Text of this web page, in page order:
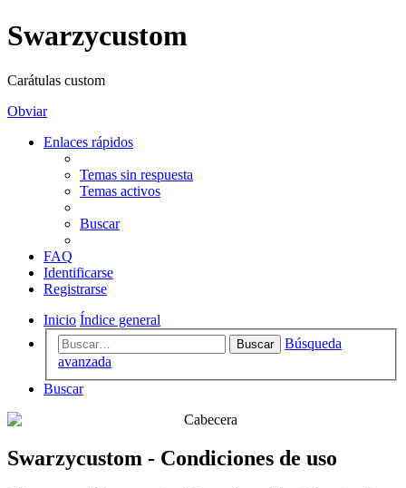
Swarzycustom
Carátulas custom
Obviar
Enlaces rápidos
Temas sin respuesta
Temas activos
Buscar
FAQ
Identificarse
Registrarse
Inicio Índice general
Buscar
Búsqueda
avanzada
Buscar
Swarzycustom - Condiciones de uso